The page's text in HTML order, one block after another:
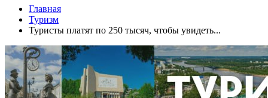
Главная
Туризм
Туристы платят по 250 тысяч, чтобы увидеть...